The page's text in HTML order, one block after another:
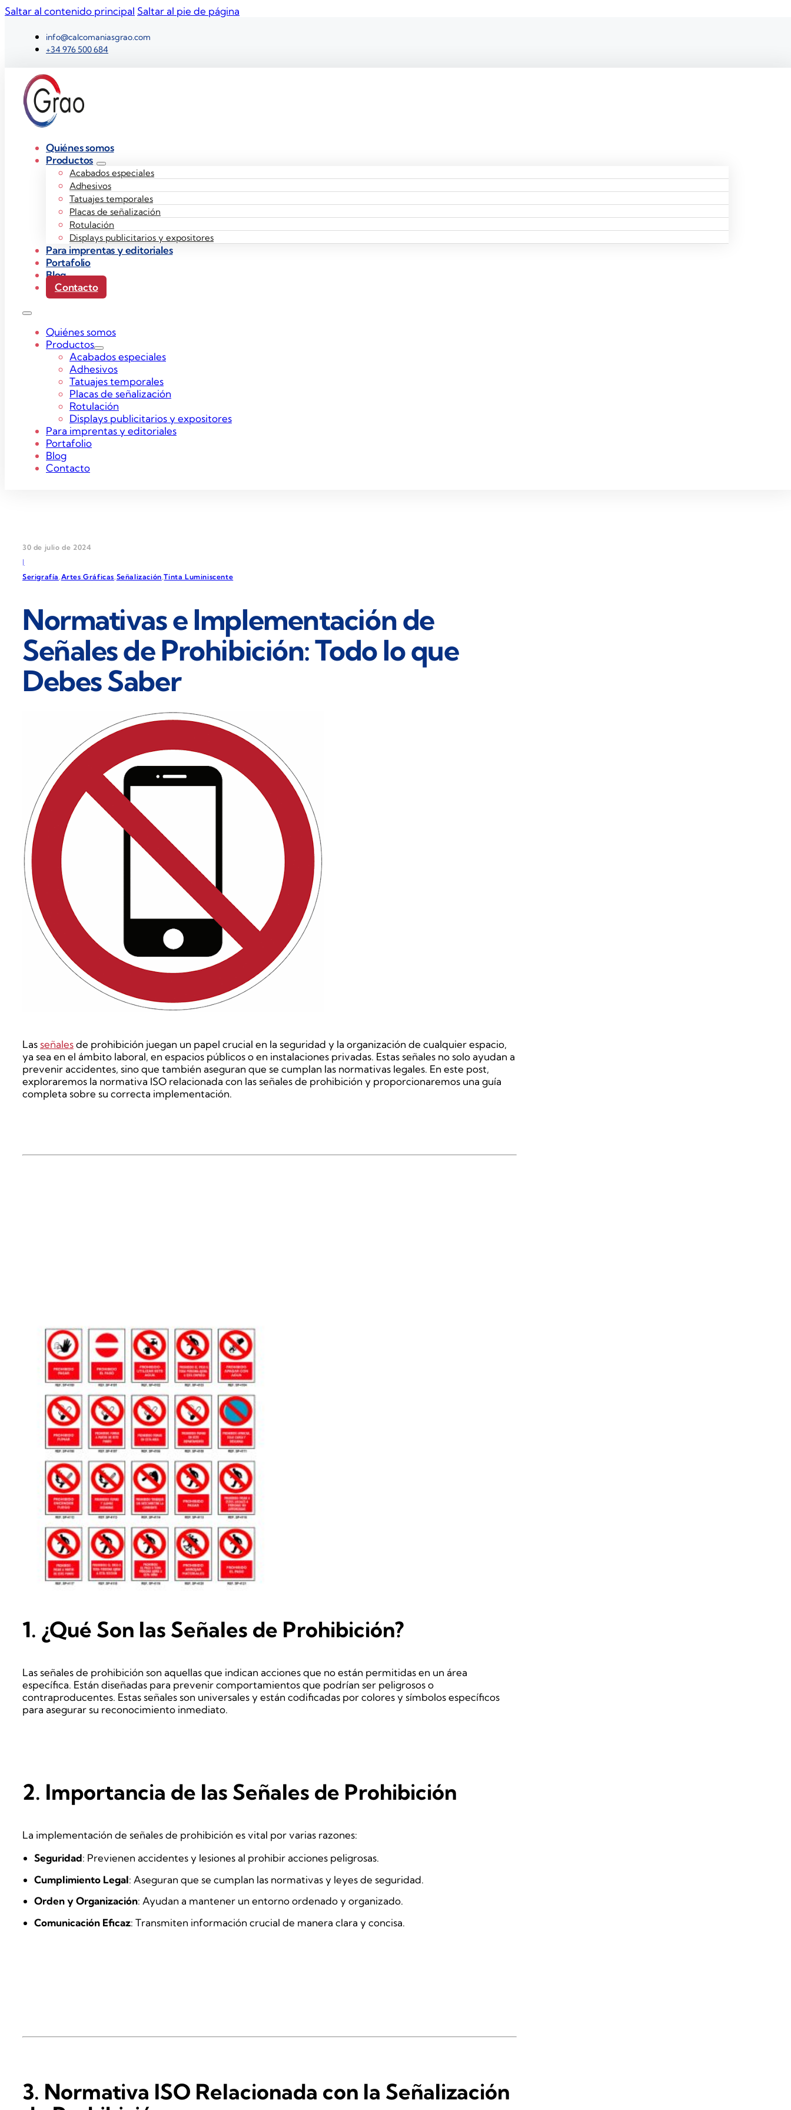
Saltar al contenido principal Saltar al pie de página
info@calcomaniasgrao.com
+34 976 500 684
Quiénes somos
Productos
Acabados especiales
Adhesivos
Tatuajes temporales
Placas de señalización
Rotulación
Displays publicitarios y expositores
Para imprentas y editoriales
Portafolio
Blog
Contacto
Quiénes somos
Productos
Acabados especiales
Adhesivos
Tatuajes temporales
Placas de señalización
Rotulación
Displays publicitarios y expositores
Para imprentas y editoriales
Portafolio
Blog
Contacto
30 de julio de 2024
|
Serigrafía ,Artes Gráficas,Señalización,Tinta Luminiscente
Normativas e Implementación de
Señales de Prohibición: Todo lo que
Debes Saber
Las señalesde prohibición juegan un papel crucial en la seguridad y la organización de cualquier espacio,
ya sea en el ámbito laboral, en espacios públicos o en instalaciones privadas. Estas señales no solo ayudan a
prevenir accidentes, sino que también aseguran que se cumplan las normativas legales. En este post,
exploraremos la normativa ISO relacionada con las señales de prohibición y proporcionaremos una guía
completa sobre su correcta implementación.
1. ¿Qué Son las Señales de Prohibición?
Las señales de prohibición son aquellas que indican acciones que no están permitidas en un área
específica. Están diseñadas para prevenir comportamientos que podrían ser peligrosos o
contraproducentes. Estas señales son universales y están codificadas por colores y símbolos específicos
para asegurar su reconocimiento inmediato.
2. Importancia de las Señales de Prohibición
La implementación de señales de prohibición es vital por varias razones:
Seguridad: Previenen accidentes y lesiones al prohibir acciones peligrosas.
Cumplimiento Legal: Aseguran que se cumplan las normativas y leyes de seguridad.
Orden y Organización: Ayudan a mantener un entorno ordenado y organizado.
Comunicación Eficaz: Transmiten información crucial de manera clara y concisa.
3. Normativa ISO Relacionada con la Señalización